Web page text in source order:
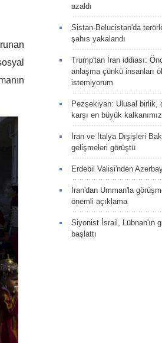
azaldı
Sistan-Belucistan'da
şahıs yakalandı
Trump'tan İran iddiası:
anlaşma çünkü insanları
istemiyorum
Pezşekiyan: Ulusal birlik,
karşı en büyük
İran ve İtalya Dışişleri
gelişmeleri görüştü
Erdebil Valisi'nden
İran'dan Umman'la
önemli açıklama
Siyonist İsrail, Lübnan'ın
başlattı